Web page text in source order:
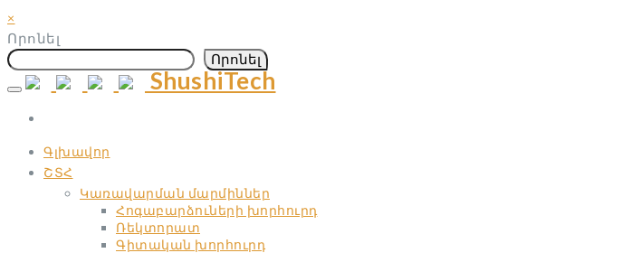
×
Որոնել
Որոնել
Skip
content
ShushiTech
Գլխավոր
ՇՏՀ
Կառավարման մարմիններ
Հոգաբարձուների խորհուրդ
Ռեկտորատ
Գիտական ​​խորհուրդ